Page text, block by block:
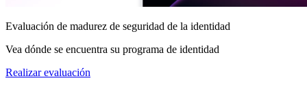
Evaluación de madurez de seguridad de la identidad
Vea dónde se encuentra su programa de identidad
Realizar evaluación